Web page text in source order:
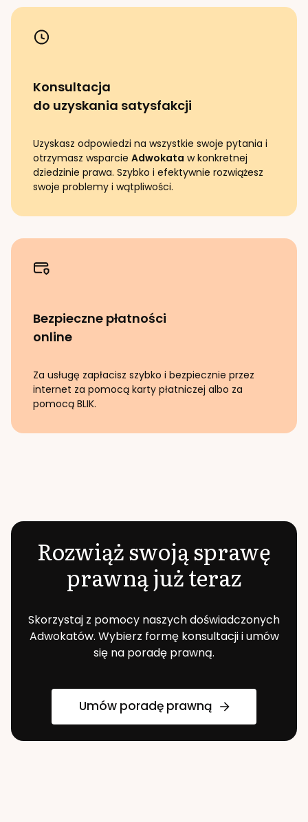
Konsultacja
do uzyskania satysfakcji
Uzyskasz odpowiedzi na wszystkie swoje pytania i
otrzymasz wsparcie Adwokata w konkretnej
dziedzinie prawa. Szybko i efektywnie rozwiążesz
swoje problemy i wątpliwości.
Bezpieczne płatności
online
Za usługę zapłacisz szybko i bezpiecznie przez
internet za pomocą karty płatniczej albo za
pomocą BLIK.
Rozwiąż swoją sprawę
prawną już teraz
Skorzystaj z pomocy naszych doświadczonych
Adwokatów. Wybierz formę konsultacji i umów
się na poradę prawną.
Umów poradę prawną